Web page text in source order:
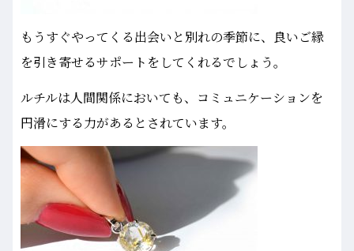
もうすぐやってくる出会いと別れの季節に、良いご縁
を引き寄せるサポートをしてくれるでしょう。
ルチルは人間関係においても、コミュニケーションを
円滑にする力があるとされています。